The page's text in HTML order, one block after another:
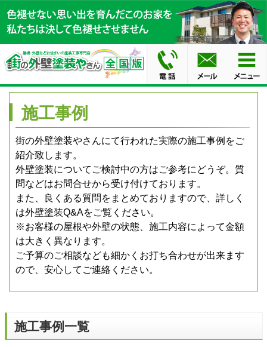
施工事例
街の外壁塗装やさんにて行われた実際の施工事例をご
紹介致します。
外壁塗装についてご検討中の方はご参考にどうぞ。質
問などはお問合せから受け付けております。
また、良くある質問をまとめておりますので、詳しく
は外壁塗装Q&Aをご覧ください。
※お客様の屋根や外壁の状態、施工内容によって金額
は大きく異なります。
ご予算のご相談なども細かくお打ち合わせが出来ます
ので、安心してご連絡ください。
施工事例一覧